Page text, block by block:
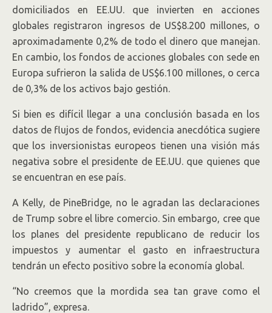
domiciliados en EE.UU. que invierten en acciones
globales registraron ingresos de US$8.200 millones, o
aproximadamente 0,2% de todo el dinero que manejan.
En cambio, los fondos de acciones globales con sede en
Europa sufrieron la salida de US$6.100 millones, o cerca
de 0,3% de los activos bajo gestión.
Si bien es difícil llegar a una conclusión basada en los
datos de flujos de fondos, evidencia anecdótica sugiere
que los inversionistas europeos tienen una visión más
negativa sobre el presidente de EE.UU. que quienes que
se encuentran en ese país.
A Kelly, de PineBridge, no le agradan las declaraciones
de Trump sobre el libre comercio. Sin embargo, cree que
los planes del presidente republicano de reducir los
impuestos y aumentar el gasto en infraestructura
tendrán un efecto positivo sobre la economía global.
“No creemos que la mordida sea tan grave como el
ladrido”, expresa.